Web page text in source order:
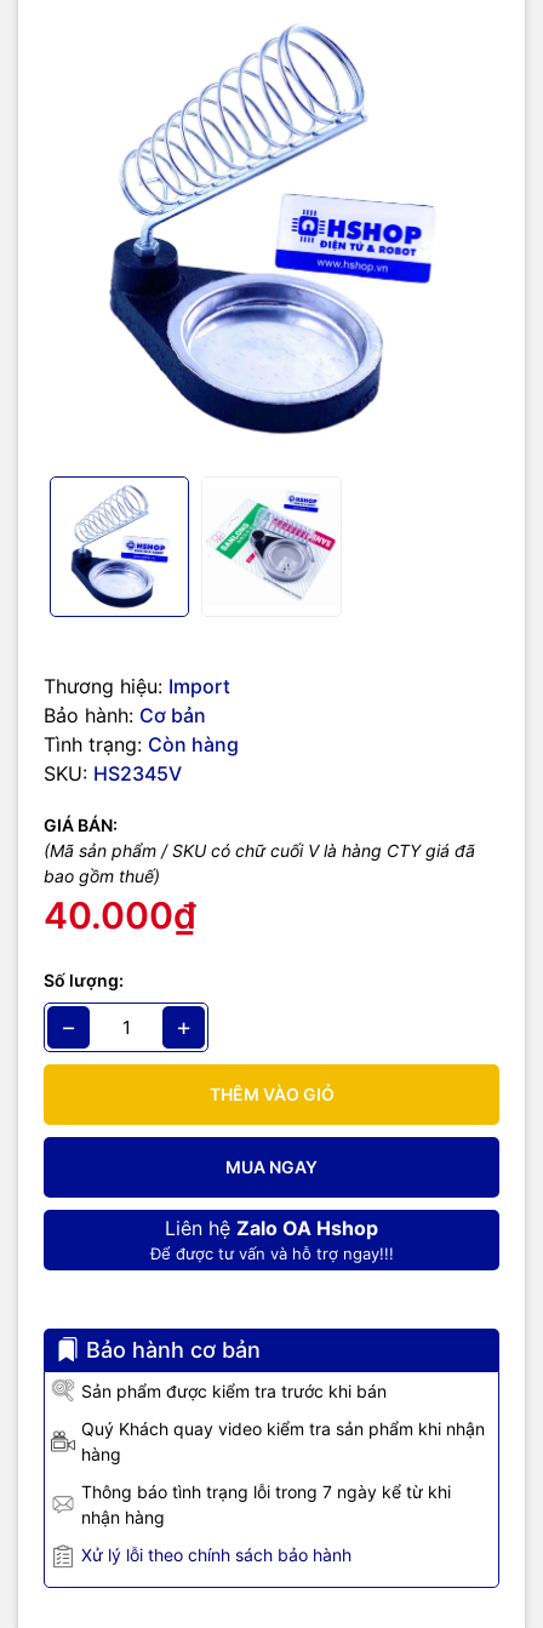
Thương hiệu: Import
Bảo hành: Cơ bản
Tình trạng: Còn hàng
SKU: HS2345V
GIÁ BÁN:
(Mã sản phẩm / SKU có chữ cuối V là hàng CTY giá đã
bao gồm thuế)
40.000₫
Số lượng:
− +
THÊM VÀO GIỎ
MUA NGAY
Liên hệ Zalo OA Hshop
Để được tư vấn và hỗ trợ ngay!!!
Bảo hành cơ bản
Sản phẩm được kiểm tra trước khi bán
Quý Khách quay video kiểm tra sản phẩm khi nhận
hàng
Thông báo tình trạng lỗi trong 7 ngày kể từ khi
nhận hàng
Xử lý lỗi theo chính sách bảo hành
Đế kim loại nặng, chắc chắn và ổn định
Lò xo giữ mỏ hàn chịu nhiệt tốt, độ bền cao
Khay rời tiện đặt bọt biển hoặc bùi nhùi đồng vệ sinh đầu mũi hàn
Thiết kế nhỏ gọn, dễ lắp ráp và sử dụng
Phù hợp cho trạm hàn, bàn sửa chữa điện tử, phòng thí nghiệm và
các dự án DIY
Lưu ý: Sản phẩm không bao gồm bọt
biển vệ sinh đầu mũi hàn
. Khi lắp đặt,
gắn lò xo vào đế và siết chặt bằng đai
ốc đi kèm trước khi sử dụng.